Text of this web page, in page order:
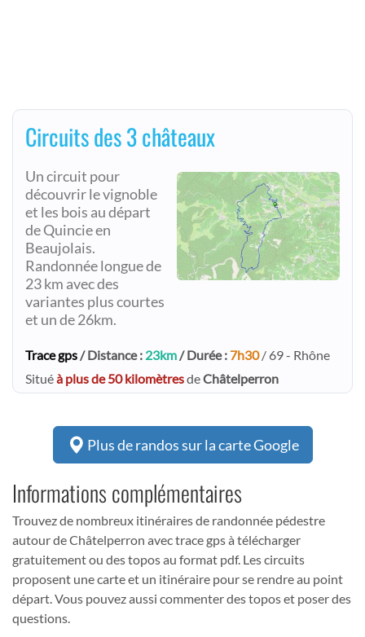
Circuits des 3 châteaux
Un circuit pour
découvrir le vignoble
et les bois au départ
de Quincie en
Beaujolais.
Randonnée longue de
23 km avec des
variantes plus courtes
et un de 26km.
Trace gps/ Distance : 23km/ Durée : 7h30/ 69 - Rhône
Situéà plus de 50 kilomètresdeChâtelperron
Plus de randos sur la carte Google
Informations complémentaires
Trouvez de nombreux itinéraires de randonnée pédestre
autour de Châtelperron avec trace gps à télécharger
gratuitement ou des topos au format pdf. Les circuits
proposent une carte et un itinéraire pour se rendre au point
départ. Vous pouvez aussi commenter des topos et poser des
questions.